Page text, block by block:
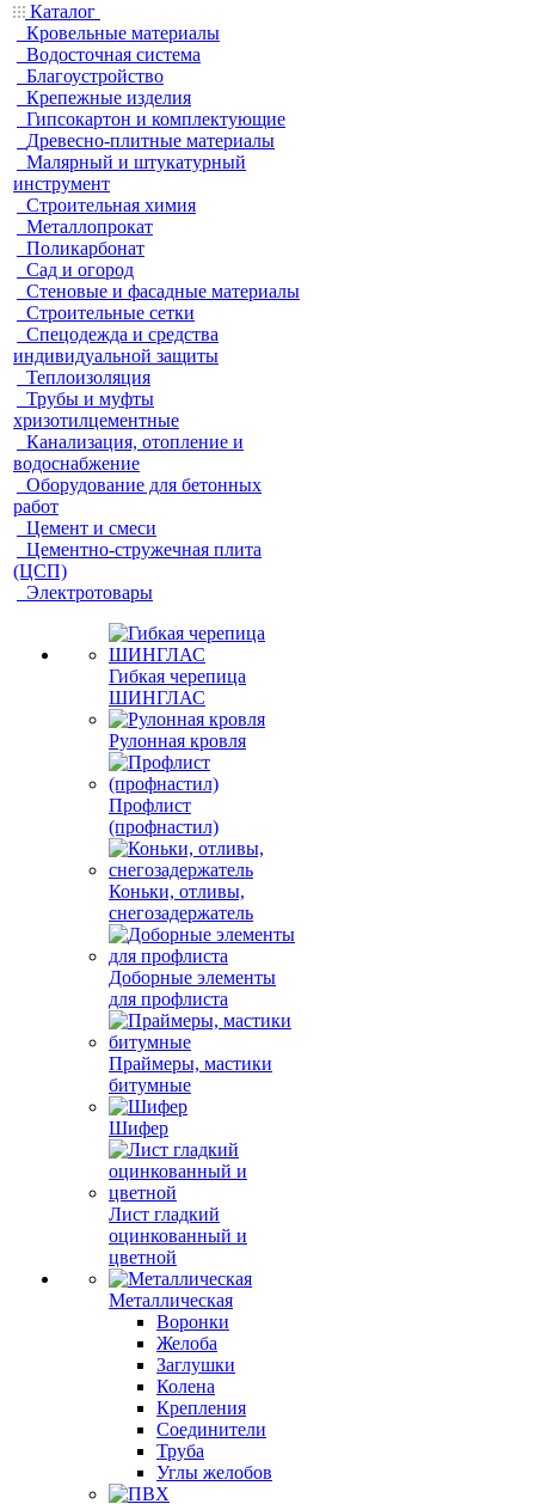
Каталог
Кровельные материалы
Водосточная система
Благоустройство
Крепежные изделия
Гипсокартон и комплектующие
Древесно-плитные материалы
Малярный и штукатурный
инструмент
Строительная химия
Металлопрокат
Поликарбонат
Сад и огород
Стеновые и фасадные материалы
Строительные сетки
Спецодежда и средства
индивидуальной защиты
Теплоизоляция
Трубы и муфты
хризотилцементные
Канализация, отопление и
водоснабжение
Оборудование для бетонных
работ
Цемент и смеси
Цементно-стружечная плита
(ЦСП)
Электротовары
Гибкая черепица
ШИНГЛАС
Рулонная кровля
Профлист
(профнастил)
Коньки, отливы,
снегозадержатель
Доборные элементы
для профлиста
Праймеры, мастики
битумные
Шифер
Лист гладкий
оцинкованный и
цветной
Металлическая
Воронки
Желоба
Заглушки
Колена
Крепления
Соединители
Труба
Углы желобов